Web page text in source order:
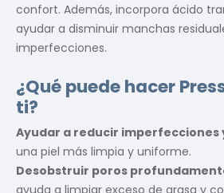
confort. Además, incorpora ácido
ayudar a disminuir manchas
imperfecciones.
¿Qué puede hacer
ti?
Ayudar a reducir imperfecciones
una piel más limpia y uniforme.
Desobstruir poros
ayuda a limpiar exceso de grasa y